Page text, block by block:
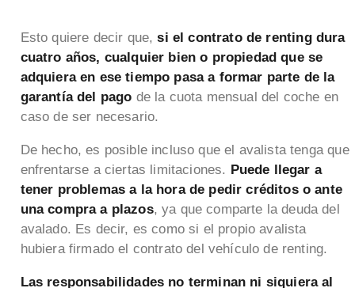
Esto quiere decir que,si el contrato de renting dura
cuatro años, cualquier bien o propiedad que se
adquiera en ese tiempo pasa a formar parte de la
garantía del pago de la cuota mensual del coche en
caso de ser necesario.
De hecho, es posible incluso que el avalista tenga que
enfrentarse a ciertas limitaciones. Puede llegar a
tener problemas a la hora de pedir créditos o ante
una compra a plazos, ya que comparte la deuda del
avalado. Es decir, es como si el propio avalista
hubiera firmado el contrato del vehículo de renting.
Las responsabilidades no terminan ni siquiera al